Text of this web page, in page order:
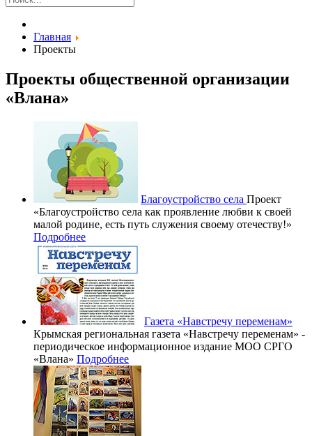
Главная
Проекты
Проекты общественной организации
«Влана»
Благоустройство села Проект
«Благоустройство села как проявление любви к своей
малой родине, есть путь служения своему отечеству!»
Подробнее
Газета «Навстречу переменам»
Крымская региональная газета «Навстречу переменам» -
периодическое информационное издание МОО СРГО
«Влана» Подробнее